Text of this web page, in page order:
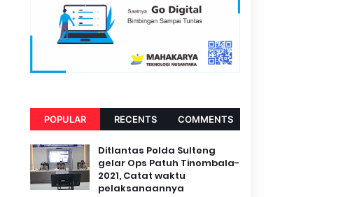
POPULAR RECENTS COMMENTS
Ditlantas Polda Sulteng
gelar Ops Patuh Tinombala-
2021, Catat waktu
pelaksanaannya